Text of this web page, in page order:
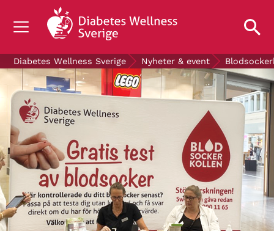
OM DIABETES
STÖD OSS
FORSKNING
NYHETER & EVENT
OM OSS
GRATIS DIABETESPRODUKTER
Blodsockerkollen
Diabetes Wellness Sverige Nyheter & event